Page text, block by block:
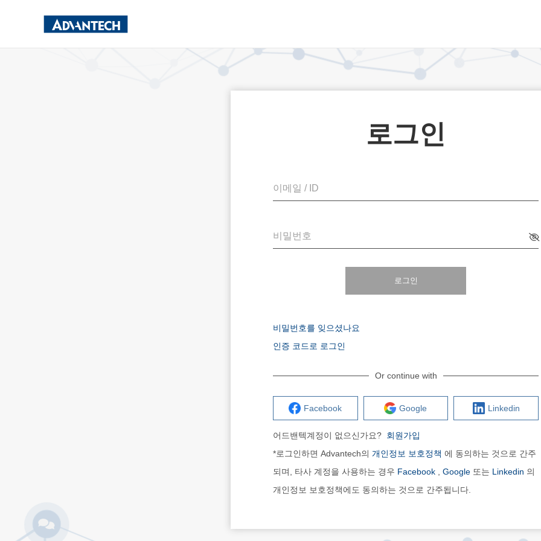
로그인
이메일 / ID
비밀번호
로그인
비밀번호를 잊으셨나요
인증 코드로 로그인
Or continue with
Facebook Google Linkedin
어드밴텍계정이 없으신가요? 회원가입
*로그인하면 Advantech의 개인정보 보호정책 에 동의하는 것으로 간주
되며, 타사 계정을 사용하는 경우 Facebook Google 또는 Linkedin 의
개인정보 보호정책에도 동의하는 것으로 간주됩니다.